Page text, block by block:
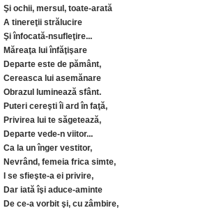
Şi ochii, mersul, toate-arată
A tinereţii strălucire
Şi înfocată-nsufleţire...
Măreaţa lui înfăţişare
Departe este de pământ,
Cereasca lui asemănare
Obrazul luminează sfânt.
Puteri cereşti îi ard în faţă,
Privirea lui te săgetează,
Departe vede-n viitor...
Ca la un înger vestitor,
Nevrând, femeia frica simte,
I se sfieşte-a ei privire,
Dar iată îşi aduce-aminte
De ce-a vorbit şi, cu zâmbire,